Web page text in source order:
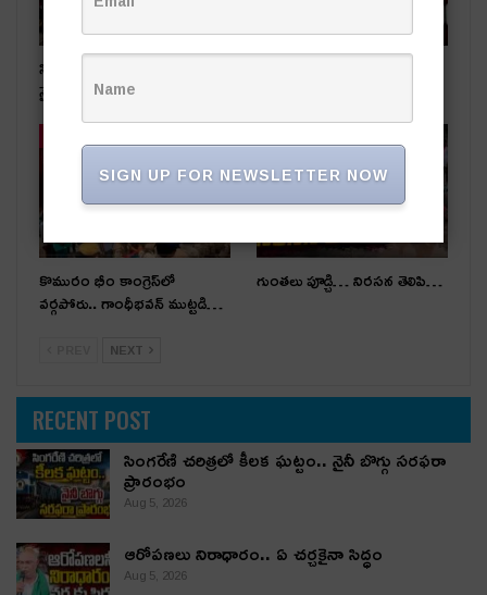
సింగరేణి చరిత్రలో కీలక ఘట్టం..
నైనీ బొగ్గు సరఫరా ప్రారంభం
కొమురం భీం కాంగ్రెస్‌లో
వర్గపోరు.. గాంధీభవన్ ముట్టడి…
గుంతలు పూడ్చి… నిరసన తెలిపి…
NEXT
RECENT POST
సింగరేణి చరిత్రలో కీలక ఘట్టం.. నైనీ బొగ్గు సరఫరా
ప్రారంభం
Aug 5, 2026
ఆరోపణలు నిరాధారం.. ఏ చర్చకైనా సిద్ధం
Aug 5, 2026
SIGN UP FOR NEWSLETTER NOW